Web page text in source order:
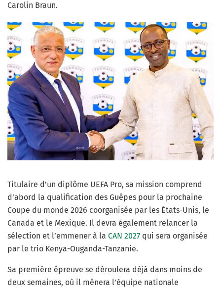
Carolin Braun.
Titulaire d’un diplôme UEFA Pro, sa mission comprend
d’abord la qualification des Guêpes pour la prochaine
Coupe du monde 2026 coorganisée par les États-Unis, le
Canada et le Mexique. Il devra également relancer la
sélection et l’emmener à la CAN 2027 qui sera organisée
par le trio Kenya-Ouganda-Tanzanie.
Sa première épreuve se déroulera déjà dans moins de
deux semaines, où il mènera l’équipe nationale